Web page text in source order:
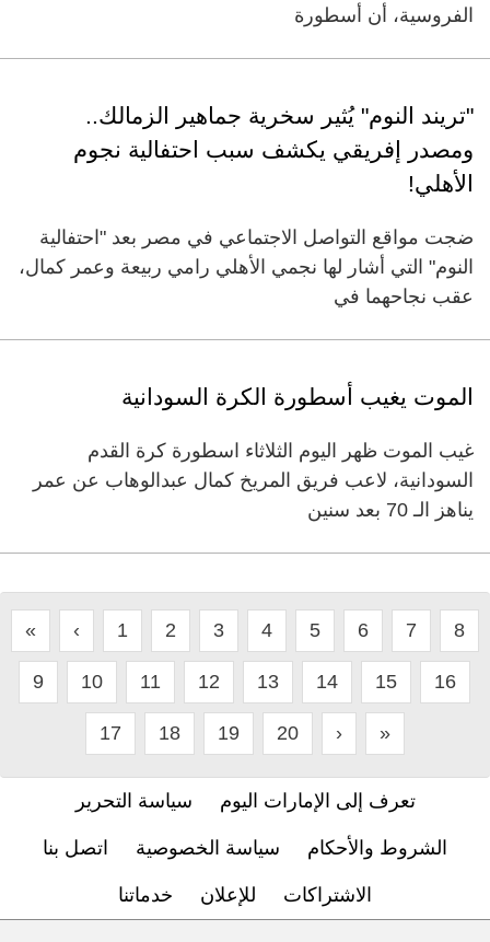
الفروسية، أن أسطورة
"تريند النوم" يُثير سخرية جماهير الزمالك..
ومصدر إفريقي يكشف سبب احتفالية نجوم
الأهلي!
ضجت مواقع التواصل الاجتماعي في مصر بعد "احتفالية
النوم" التي أشار لها نجمي الأهلي رامي ربيعة وعمر كمال،
عقب نجاحهما في
الموت يغيب أسطورة الكرة السودانية
غيب الموت ظهر اليوم الثلاثاء اسطورة كرة القدم
السودانية، لاعب فريق المريخ كمال عبدالوهاب عن عمر
يناهز الـ 70 بعد سنين
« ‹ 1 2 3 4 5 6 7 8
9 10 11 12 13 14 15 16
17 18 19 20 › »
تعرف إلى الإمارات اليوم سياسة التحرير
الشروط والأحكام سياسة الخصوصية اتصل بنا
الاشتراكات للإعلان خدماتنا